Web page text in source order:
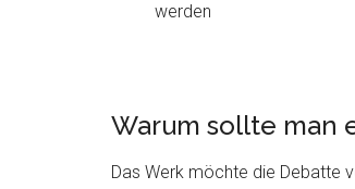
werden
Warum sollte man
Das Werk möchte die Debatte